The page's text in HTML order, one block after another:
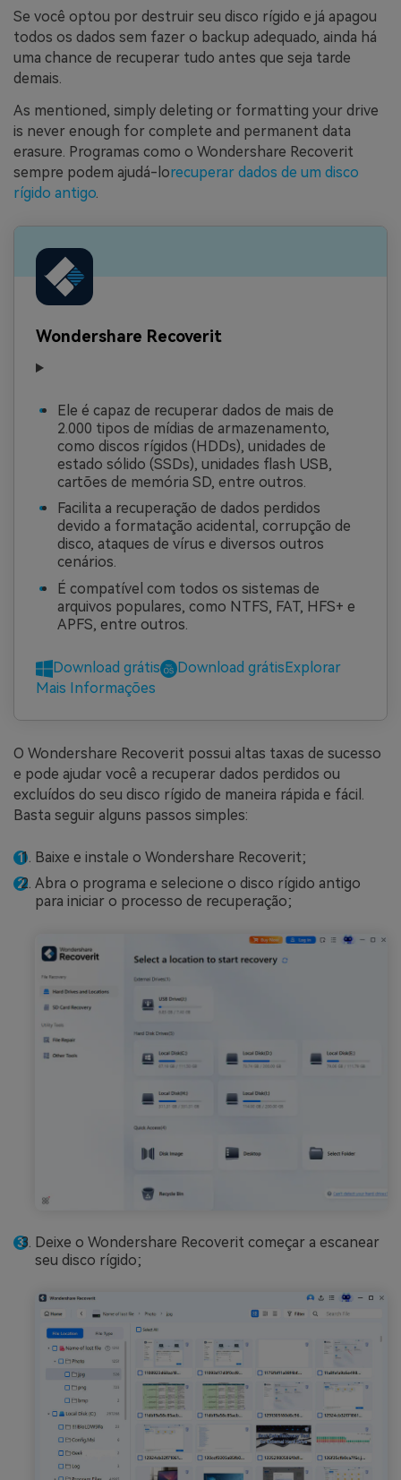
Se você optou por destruir seu disco rígido e já apagou
todos os dados sem fazer o backup adequado, ainda há
uma chance de recuperar tudo antes que seja tarde
demais.
As mentioned, simply deleting or formatting your drive
is never enough for complete and permanent data
erasure. Programas como o Wondershare Recoverit
sempre podem ajudá-lorecuperar dados de um disco
rígido antigo
Wondershare Recoverit
Ele é capaz de recuperar dados de mais de
2.000 tipos de mídias de armazenamento,
como discos rígidos (HDDs), unidades de
estado sólido (SSDs), unidades flash USB,
cartões de memória SD, entre outros.
Facilita a recuperação de dados perdidos
devido a formatação acidental, corrupção de
disco, ataques de vírus e diversos outros
cenários.
É compatível com todos os sistemas de
arquivos populares, como NTFS, FAT, HFS+ e
APFS, entre outros.
Download grátis Download grátisExplorar
Mais Informações
O Wondershare Recoverit possui altas taxas de sucesso
e pode ajudar você a recuperar dados perdidos ou
excluídos do seu disco rígido de maneira rápida e fácil.
Basta seguir alguns passos simples:
Baixe e instale o Wondershare Recoverit;
Abra o programa e selecione o disco rígido antigo
para iniciar o processo de recuperação;
Deixe o Wondershare Recoverit começar a escanear
seu disco rígido;